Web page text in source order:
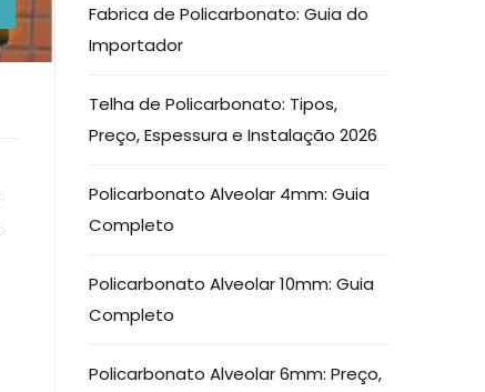
Fabrica de Policarbonato: Guia do
Importador
Telha de Policarbonato: Tipos,
Preço, Espessura e Instalação 2026
Policarbonato Alveolar 4mm: Guia
Completo
Policarbonato Alveolar 10mm: Guia
Completo
Policarbonato Alveolar 6mm: Preço,